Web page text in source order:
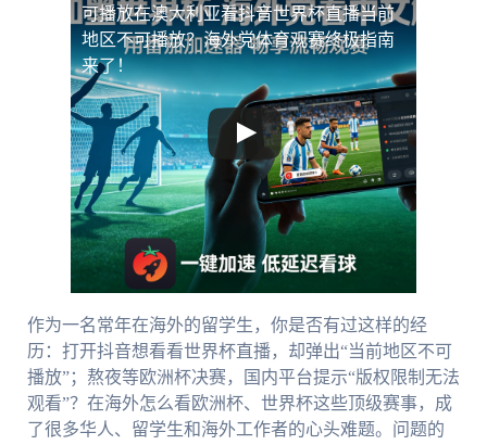
可播放在澳大利亚看抖音世界杯直播当前
地区不可播放？海外党体育观赛终极指南
来了！
作为一名常年在海外的留学生，你是否有过这样的经
历：打开抖音想看看世界杯直播，却弹出“当前地区不可
播放”；熬夜等欧洲杯决赛，国内平台提示“版权限制无法
观看”？在海外怎么看欧洲杯、世界杯这些顶级赛事，成
了很多华人、留学生和海外工作者的心头难题。问题的